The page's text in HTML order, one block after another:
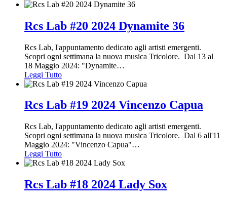
Rcs Lab #20 2024 Dynamite 36
Rcs Lab, l'appuntamento dedicato agli artisti emergenti.
Scopri ogni settimana la nuova musica Tricolore. Dal 13 al
18 Maggio 2024: "Dynamite…
Leggi Tutto
Rcs Lab #19 2024 Vincenzo Capua
Rcs Lab, l'appuntamento dedicato agli artisti emergenti.
Scopri ogni settimana la nuova musica Tricolore. Dal 6 all'11
Maggio 2024: "Vincenzo Capua"…
Leggi Tutto
Rcs Lab #18 2024 Lady Sox